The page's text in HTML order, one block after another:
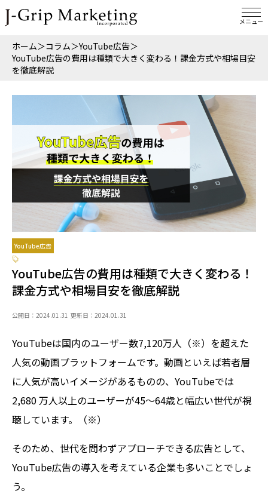
メニュー
ホーム＞コラム＞YouTube広告＞
YouTube広告の費用は種類で大きく変わる！課金方式や相場目安
を徹底解説
YouTube広告
YouTube広告の費用は種類で大きく変わる！
課金方式や相場目安を徹底解説
公開日：2024.01.31 更新日：2024.01.31
YouTubeは国内のユーザー数7,120万人（※）を超えた
人気の動画プラットフォームです。動画といえば若者層
に人気が高いイメージがあるものの、YouTubeでは
2,680 万人以上のユーザーが45〜64歳と幅広い世代が視
聴しています。（※）
そのため、世代を問わずアプローチできる広告として、
YouTube広告の導入を考えている企業も多いことでしょ
う。